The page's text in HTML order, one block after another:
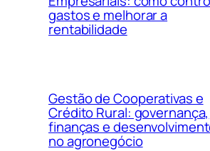
gastos e melhorar a
rentabilidade
Gestão de Cooperativas e
Crédito Rural: governança,
finanças e
no agronegócio